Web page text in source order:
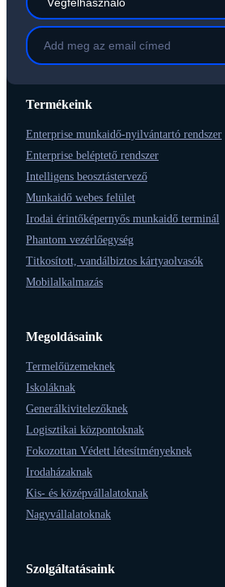
Termékeink
Enterprise munkaidő-nyilvántartó rendszer
Enterprise beléptető rendszer
Intelligens beosztástervező
Munkaidő webes felület
Irodai érintőképernyős munkaidő terminál
Phantom vezérlőegység
Titkosított, vandálbiztos kártyaolvasók
Mobilalkalmazás
Megoldásaink
Termelőüzemeknek
Iskoláknak
Generálkivitelezőknek
Logisztikai központoknak
Fokozottan Védett létesítményeknek
Irodaházaknak
Kis- és középvállalatoknak
Nagyvállalatoknak
Szolgáltatásaink